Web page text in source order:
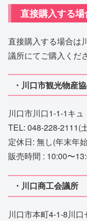
直接購入する場
直接購入する場合は
議所にてご購入くだ
・川口市観光物産
川口市川口1-1-1キ
TEL: 048-228-2111(
定休日: 無し(年末年
販売時間 : 10:00〜
・川口商工会議所
川口市本町4-1-8川